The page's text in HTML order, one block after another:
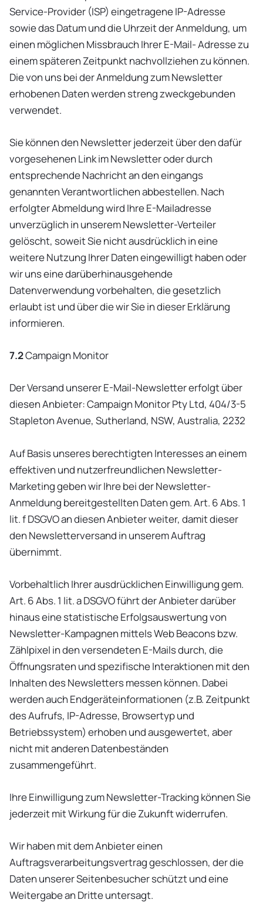
Service-Provider (ISP) eingetragene IP-Adresse
sowie das Datum und die Uhrzeit der Anmeldung, um
einen möglichen Missbrauch Ihrer E-Mail- Adresse zu
einem späteren Zeitpunkt nachvollziehen zu können.
Die von uns bei der Anmeldung zum Newsletter
erhobenen Daten werden streng zweckgebunden
verwendet.
Sie können den Newsletter jederzeit über den dafür
vorgesehenen Link im Newsletter oder durch
entsprechende Nachricht an den eingangs
genannten Verantwortlichen abbestellen. Nach
erfolgter Abmeldung wird Ihre E-Mailadresse
unverzüglich in unserem Newsletter-Verteiler
gelöscht, soweit Sie nicht ausdrücklich in eine
weitere Nutzung Ihrer Daten eingewilligt haben oder
wir uns eine darüberhinausgehende
Datenverwendung vorbehalten, die gesetzlich
erlaubt ist und über die wir Sie in dieser Erklärung
informieren.
7.2Campaign Monitor
Der Versand unserer E-Mail-Newsletter erfolgt über
diesen Anbieter: Campaign Monitor Pty Ltd, 404/3-5
Stapleton Avenue, Sutherland, NSW, Australia, 2232
Auf Basis unseres berechtigten Interesses an einem
effektiven und nutzerfreundlichen Newsletter-
Marketing geben wir Ihre bei der Newsletter-
Anmeldung bereitgestellten Daten gem. Art. 6 Abs. 1
lit. f DSGVO an diesen Anbieter weiter, damit dieser
den Newsletterversand in unserem Auftrag
übernimmt.
Vorbehaltlich Ihrer ausdrücklichen Einwilligung gem.
Art. 6 Abs. 1 lit. a DSGVO führt der Anbieter darüber
hinaus eine statistische Erfolgsauswertung von
Newsletter-Kampagnen mittels Web Beacons bzw.
Zählpixel in den versendeten E-Mails durch, die
Öffnungsraten und spezifische Interaktionen mit den
Inhalten des Newsletters messen können. Dabei
werden auch Endgeräteinformationen (z.B. Zeitpunkt
des Aufrufs, IP-Adresse, Browsertyp und
Betriebssystem) erhoben und ausgewertet, aber
nicht mit anderen Datenbeständen
zusammengeführt.
Ihre Einwilligung zum Newsletter-Tracking können Sie
jederzeit mit Wirkung für die Zukunft widerrufen.
Wir haben mit dem Anbieter einen
Auftragsverarbeitungsvertrag geschlossen, der die
Daten unserer Seitenbesucher schützt und eine
Weitergabe an Dritte untersagt.